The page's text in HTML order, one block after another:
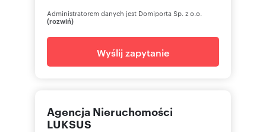
Administratorem danych jest Domiporta Sp. z o.o.
(rozwiń)
Wyślij zapytanie
Agencja Nieruchomości
LUKSUS